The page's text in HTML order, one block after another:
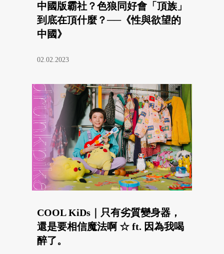
中國版霸社？色狼同好會「頂族」
到底在頂什麼？──《性與欲望的
中國》
02.02.2023
COOL KiDs｜只有劣質變身器，
還是要相信魔法啊 ☆ ft. 因為我喝
醉了。